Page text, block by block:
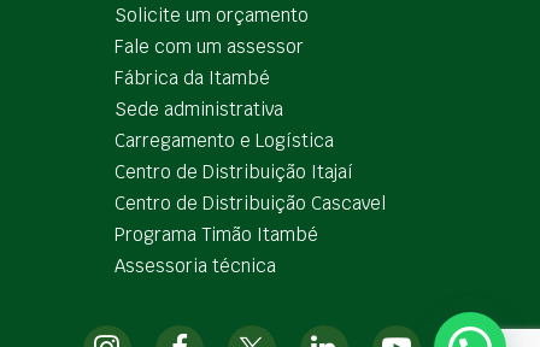
Solicite um orçamento
Fale com um assessor
Fábrica da Itambé
Sede administrativa
Carregamento e Logística
Centro de Distribuição Itajaí
Centro de Distribuição Cascavel
Programa Timão Itambé
Assessoria técnica